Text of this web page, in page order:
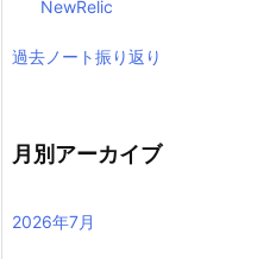
NewRelic
過去ノート振り返り
月別アーカイブ
2026年7月